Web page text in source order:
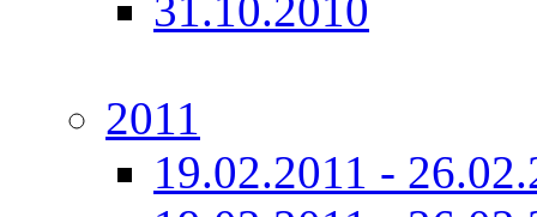
2011
19.02.2011 -